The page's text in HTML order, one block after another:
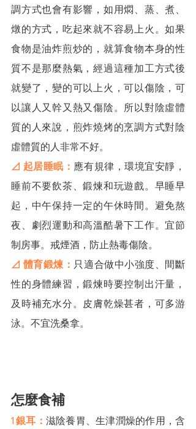
調方式也會有影響，如用燜、蒸、煮、
燉的方式，吃起來就不容易上火。如果
食物是油炸煎炒的，就算食物本身的性
質不是那麼熱氣，經過這種加工方式後
就變了，變的可以上火，可以傷陰，可
以讓人又幹又熱又傷陰。所以對陰虛體
質的人來說，煎炸燒烤的烹調方式對陰
虛體質的人非常不好。
⊿ 起居睡眠： 應有規律，環境宜安靜，
睡前不要飲茶、鍛煉和玩遊戲。早睡早
起，中午保持一定的午休時間。避免熬
夜、劇烈運動和高溫酷暑下工作。宜節
制房事。戒煙酒，防止熱毒傷陰。
⊿ 體育鍛煉： 只適合做中小強度、間斷
性的身體練習，鍛煉時要控制出汗量，
及時補充水分。皮膚乾燥甚者，可多游
泳。不宜洗桑拿。
怎麼食補
1 銀耳： 滋陰養胃、生津潤燥的作用，含